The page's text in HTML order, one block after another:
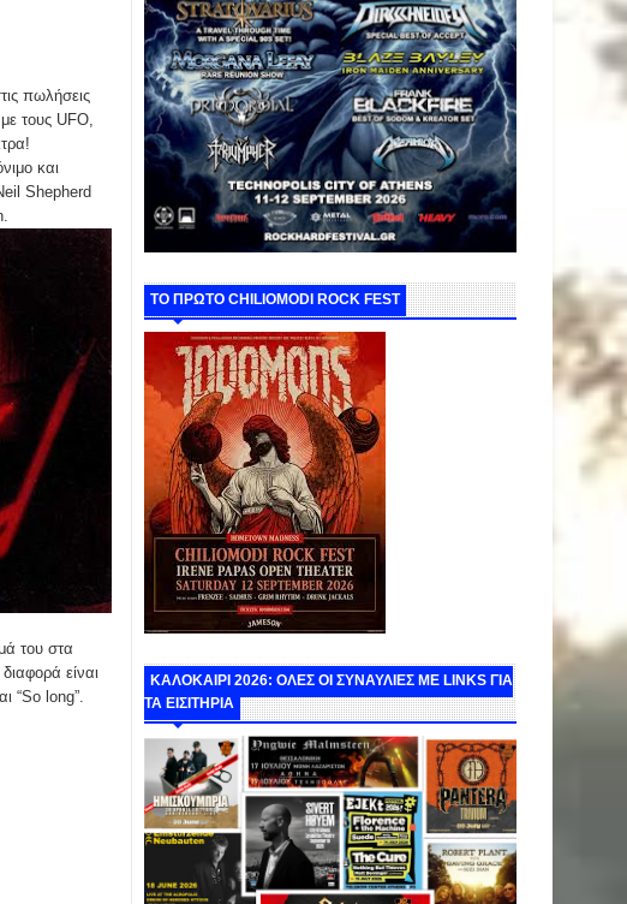
πωλήσεις
τους UFO,
και
Shepherd
του στα
είναι
“So long”.
ΤΟ ΠΡΩΤΟ CHILIOMODI ROCK FEST
ΚΑΛΟΚΑΙΡΙ 2026: ΟΛΕΣ ΟΙ ΣΥΝΑΥΛΙΕΣ ΜΕ LINKS ΓΙΑ
ΤΑ ΕΙΣΙΤΗΡΙΑ